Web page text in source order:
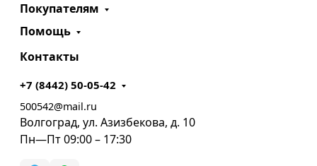
Покупателям
Помощь
Контакты
+7 (8442) 50-05-42
500542@mail.ru
Волгоград, ул. Азизбекова, д. 10
Пн—Пт 09:00 – 17:30